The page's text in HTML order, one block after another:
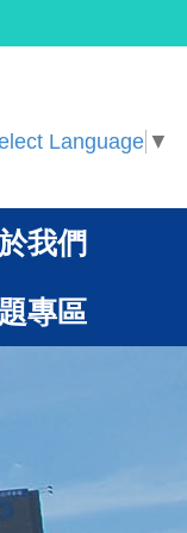
Language ▼
我們
專區